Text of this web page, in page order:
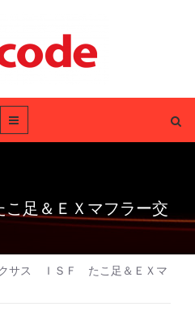
足＆ＥＸマフラー交
サス ＩＳＦ たこ足＆ＥＸマ